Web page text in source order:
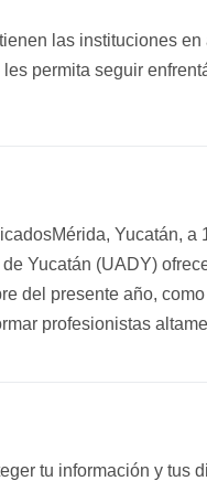
las instituciones
permita seguir
Yucatán, a
Yucatán (UADY)
del presente año,
profesionistas
tu información y tus